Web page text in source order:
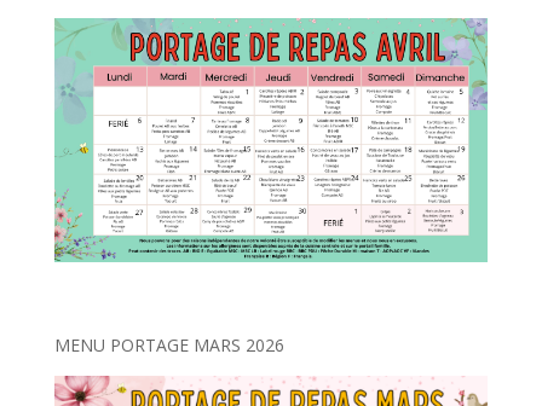
MENU PORTAGE MARS 2026